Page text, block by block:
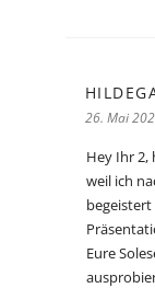
26. Mai
Hey Ihr 2,
weil ich
Eure